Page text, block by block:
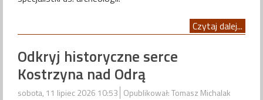
Czytaj dalej...
Odkryj historyczne serce
Kostrzyna nad Odrą
sobota, 11 lipiec 2026 10:53 Opublikował: Tomasz Michalak